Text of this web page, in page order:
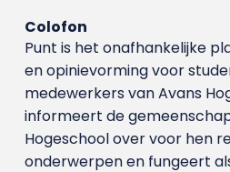
Colofon
Punt is het onafhankelijke
en opinievorming voor
medewerkers van Avans
informeert de
Hogeschool over voor hen
onderwerpen en fungeert